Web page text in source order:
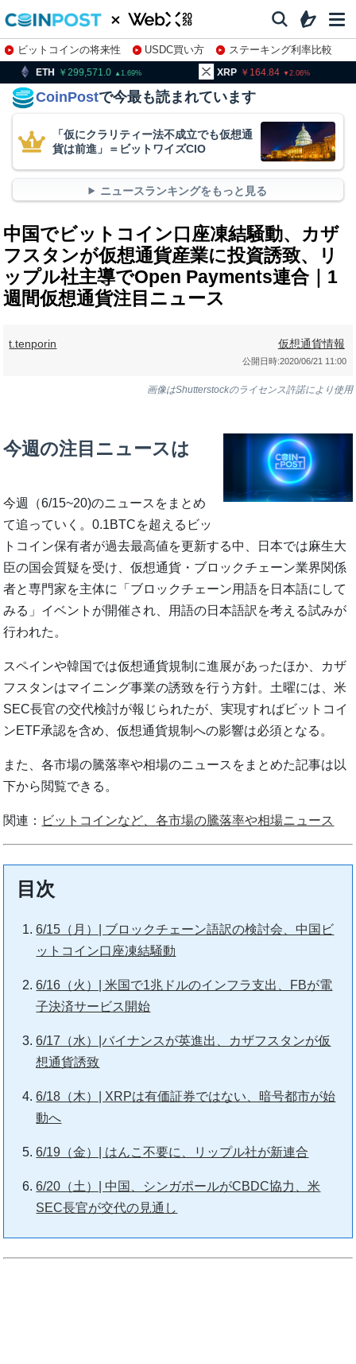
ビットコインの将来性 USDC買い方
ステーキング利率比較
株特集・関連銘柄
1.69 164.84 2.06
CoinPostで今最も読まれています
「仮にクラリティー法不成立でも仮想通
貨は前進」＝ビットワイズCIO
ニュースランキングをもっと見る
中国でビットコイン口座凍結騒動、カザ
フスタンが仮想通貨産業に投資誘致、リ
ップル社主導でOpen Payments連合｜1
週間仮想通貨注目ニュース
t.tenporin 仮想通貨情報
公開日時:2020/06/21 11:00
画像はShutterstockのライセンス許諾により使用
今週の注目ニュースは
今週（6/15~20)のニュースをまとめ
て追っていく。0.1BTCを超えるビッ
トコイン保有者が過去最高値を更新する中、日本では麻生大
臣の国会質疑を受け、仮想通貨・ブロックチェーン業界関係
者と専門家を主体に「ブロックチェーン用語を日本語にして
みる」イベントが開催され、用語の日本語訳を考える試みが
行われた。
スペインや韓国では仮想通貨規制に進展があったほか、カザ
フスタンはマイニング事業の誘致を行う方針。土曜には、米
SEC長官の交代検討が報じられたが、実現すればビットコイ
ンETF承認を含め、仮想通貨規制への影響は必須となる。
また、各市場の騰落率や相場のニュースをまとめた記事は以
下から閲覧できる。
関連： ビットコインなど、各市場の騰落率や相場ニュース
目次
6/15（月）| ブロックチェーン語訳の検討会、中国ビ
ットコイン口座凍結騒動
6/16（火）| 米国で1兆ドルのインフラ支出、FBが電
子決済サービス開始
6/17（水）|バイナンスが英進出、カザフスタンが仮
想通貨誘致
6/18（木）| XRPは有価証券ではない、暗号都市が始
動へ
6/19（金）| はんこ不要に、リップル社が新連合
6/20（土）| 中国、シンガポールがCBDC協力、米
SEC長官が交代の見通し